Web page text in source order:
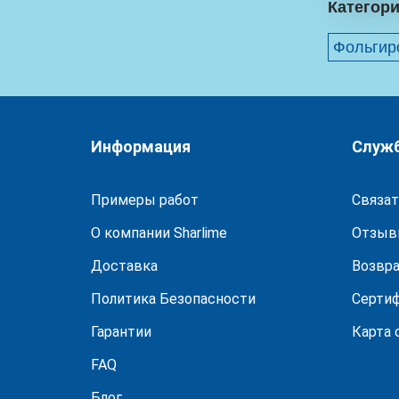
Информация
Примеры работ
О компании Sharlime
Доставка
Политика Безопасности
Гарантии
FAQ
Карта